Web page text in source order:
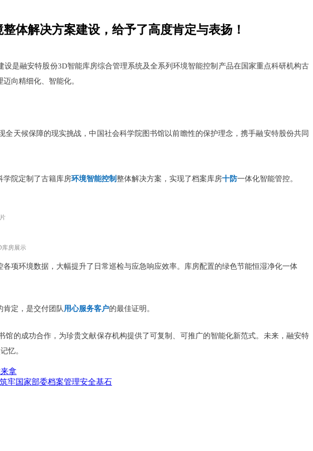
体解决方案建设，给予了高度肯定与表扬！
是融安特股份3D智能库房综合管理系统及全系列环境智能控制产品在国家重点科研机构古
向精细化、智能化。
天候保障的现实挑战，中国社会科学院图书馆以前瞻性的保护理念，携手融安特股份共同
学院定制了古籍库房环境智能控制整体解决方案 ，实现了档案库房十防一体化智能管控。
库房展示
项环境数据，大幅提升了日常巡检与应急响应效率。库房配置的绿色节能恒湿净化一体
肯定，是交付团队 用心服务客户的最佳证明。
馆的成功合作，为珍贵文献保存机构提供了可复制、可推广的智能化新范式。未来，融安特
忆。
拿
牢国家部委档案管理安全基石